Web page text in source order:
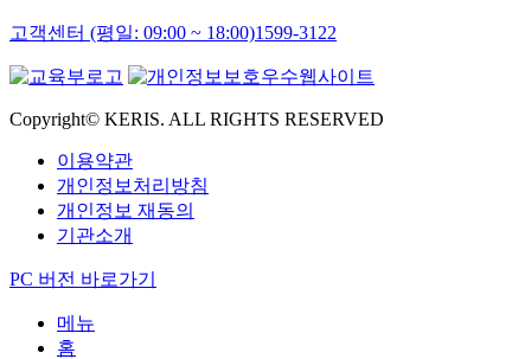
고객센터 (평일: 09:00 ~ 18:00)1599-3122
Copyright© KERIS. ALL RIGHTS RESERVED
이용약관
개인정보처리방침
개인정보 재동의
기관소개
PC 버전 바로가기
메뉴
홈